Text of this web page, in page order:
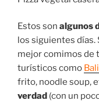
Estos son algunos
los siguientes días.
mejor comimos de
turísticos como Bali
frito, noodle soup,
verdad (con un